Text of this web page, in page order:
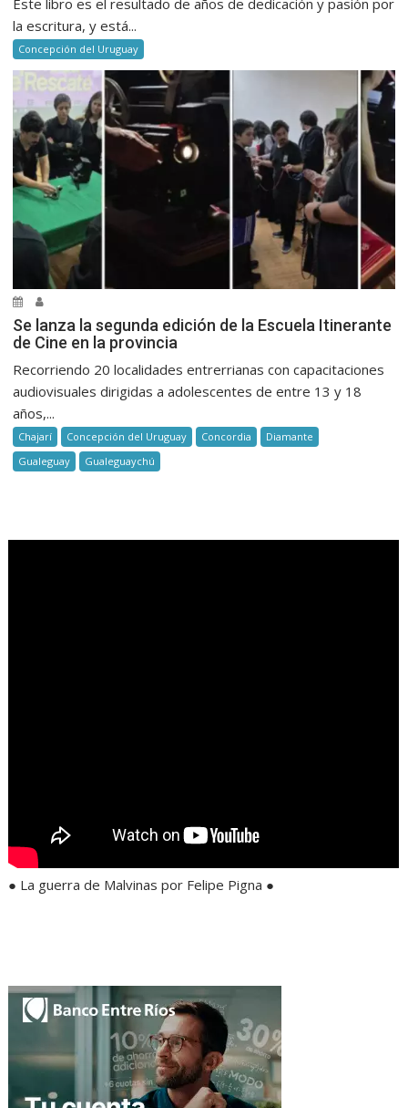
Este libro es el resultado de años de dedicación y pasión por
la escritura, y está...
Concepción del Uruguay
Se lanza la segunda edición de la Escuela Itinerante
de Cine en la provincia
Recorriendo 20 localidades entrerrianas con capacitaciones
audiovisuales dirigidas a adolescentes de entre 13 y 18
años,...
Chajarí Concepción del Uruguay Concordia
Diamante
Gualeguay
Gualeguaychú
● La guerra de Malvinas por Felipe Pigna ●